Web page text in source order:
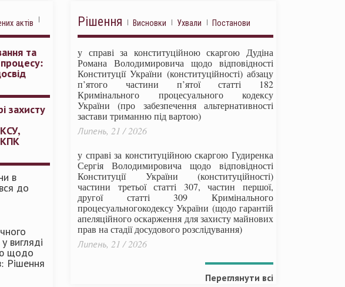
актів
та
захисту
в
до
вигляді
щодо
Рішення
Рішення Висновки Ухвали Постанови
у справі за конституційною скаргою Дудіна
Романа Володимировича щодо відповідності
Конституції України (конституційності) абзацу
п’ятого частини п’ятої статті 182
Кримінального процесуального кодексу
України (про забезпечення альтернативності
застави триманню під вартою)
Липень, 21 / 2026
у справі за конституційною скаргою Гудиренка
Сергія Володимировича щодо відповідності
Конституції України (конституційності)
частини третьої статті 307, частин першої,
другої статті 309 Кримінального
процесуальногокодексу України (щодо гарантій
апеляційного оскарження для захисту майнових
прав на стадії досудового розслідування)
Липень, 21 / 2026
Переглянути всі